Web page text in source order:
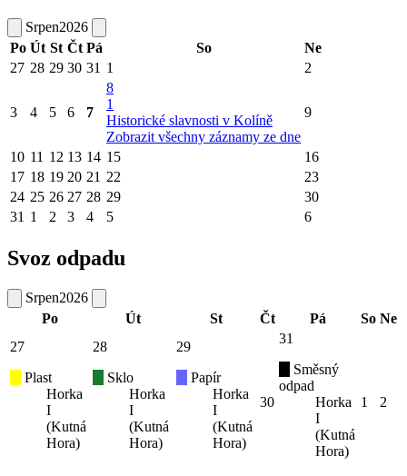
Srpen2026
Po Út St Čt Pá So
Ne
27 28 29 30 31 1 2
3 4 5 6 7
8
1
Historické slavnosti v Kolíně
Zobrazit všechny záznamy ze dne
9
10 11 12 13 14 15
16
17 18 19 20 21 22
23
24 25 26 27 28 29
30
31 1 2 3 4 5 6
Svoz odpadu
Srpen2026
Po
Út St Čt Pá So Ne
27
Plast
Horka
I
(Kutná
Hora)
28
Sklo
Horka
I
(Kutná
Hora)
29
Papír
Horka
I
(Kutná
Hora)
30
31
Směsný
odpad
Horka
I
(Kutná
Hora)
1 2